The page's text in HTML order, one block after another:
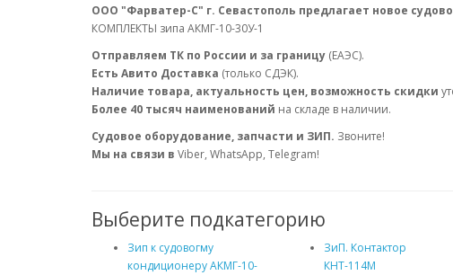
ООО "Фарватер-С" г. Севастополь предлагает новое
КОМПЛЕКТЫ зипа АКМГ-10-30У-1
Отправляем ТК по России и за границу (ЕАЭС).
Есть Авито Доставка (только СДЭК).
Наличие товара, актуальность цен, возможность скидки
Более 40 тысяч наименований на складе в наличии.
Судовое оборудование, запчасти и ЗИП. Звоните!
Мы на связи в Viber, WhatsApp, Telegram!
Выберите подкатегорию
Зип к судовогму
кондиционеру АКМГ-10-
ЗиП. Контактор
КНТ-114М